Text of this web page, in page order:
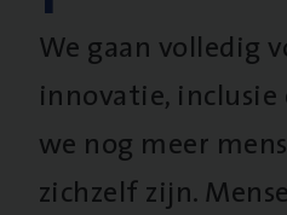
We gaan volledig
innovatie,
we nog meer
zichzelf zijn.